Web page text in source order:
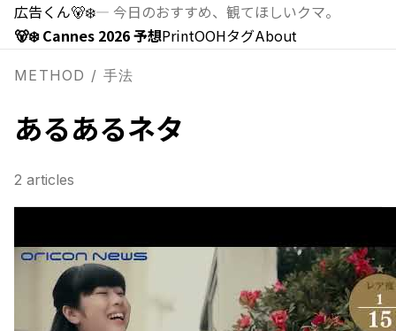
広告くん🐻‍❄️— 今日のおすすめ、観てほしいクマ。
🐻‍❄️ Cannes 2026 予想PrintOOHタグAbout
METHOD / 手法
あるあるネタ
2 articles